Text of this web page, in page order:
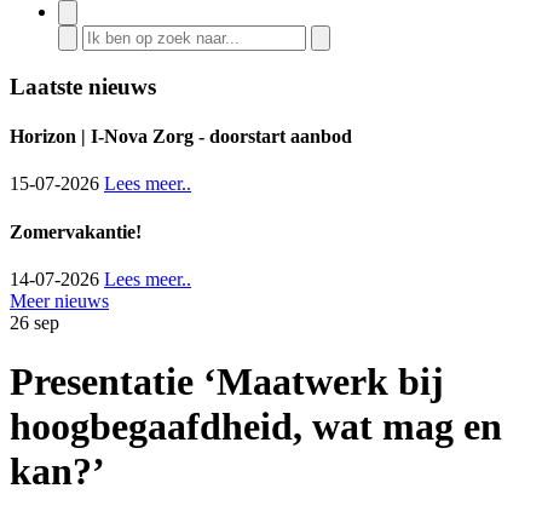
Laatste nieuws
Horizon | I-Nova Zorg - doorstart aanbod
15-07-2026 Lees meer..
Zomervakantie!
14-07-2026 Lees meer..
Meer nieuws
26 sep
Presentatie ‘Maatwerk bij
hoogbegaafdheid, wat mag en
kan?’